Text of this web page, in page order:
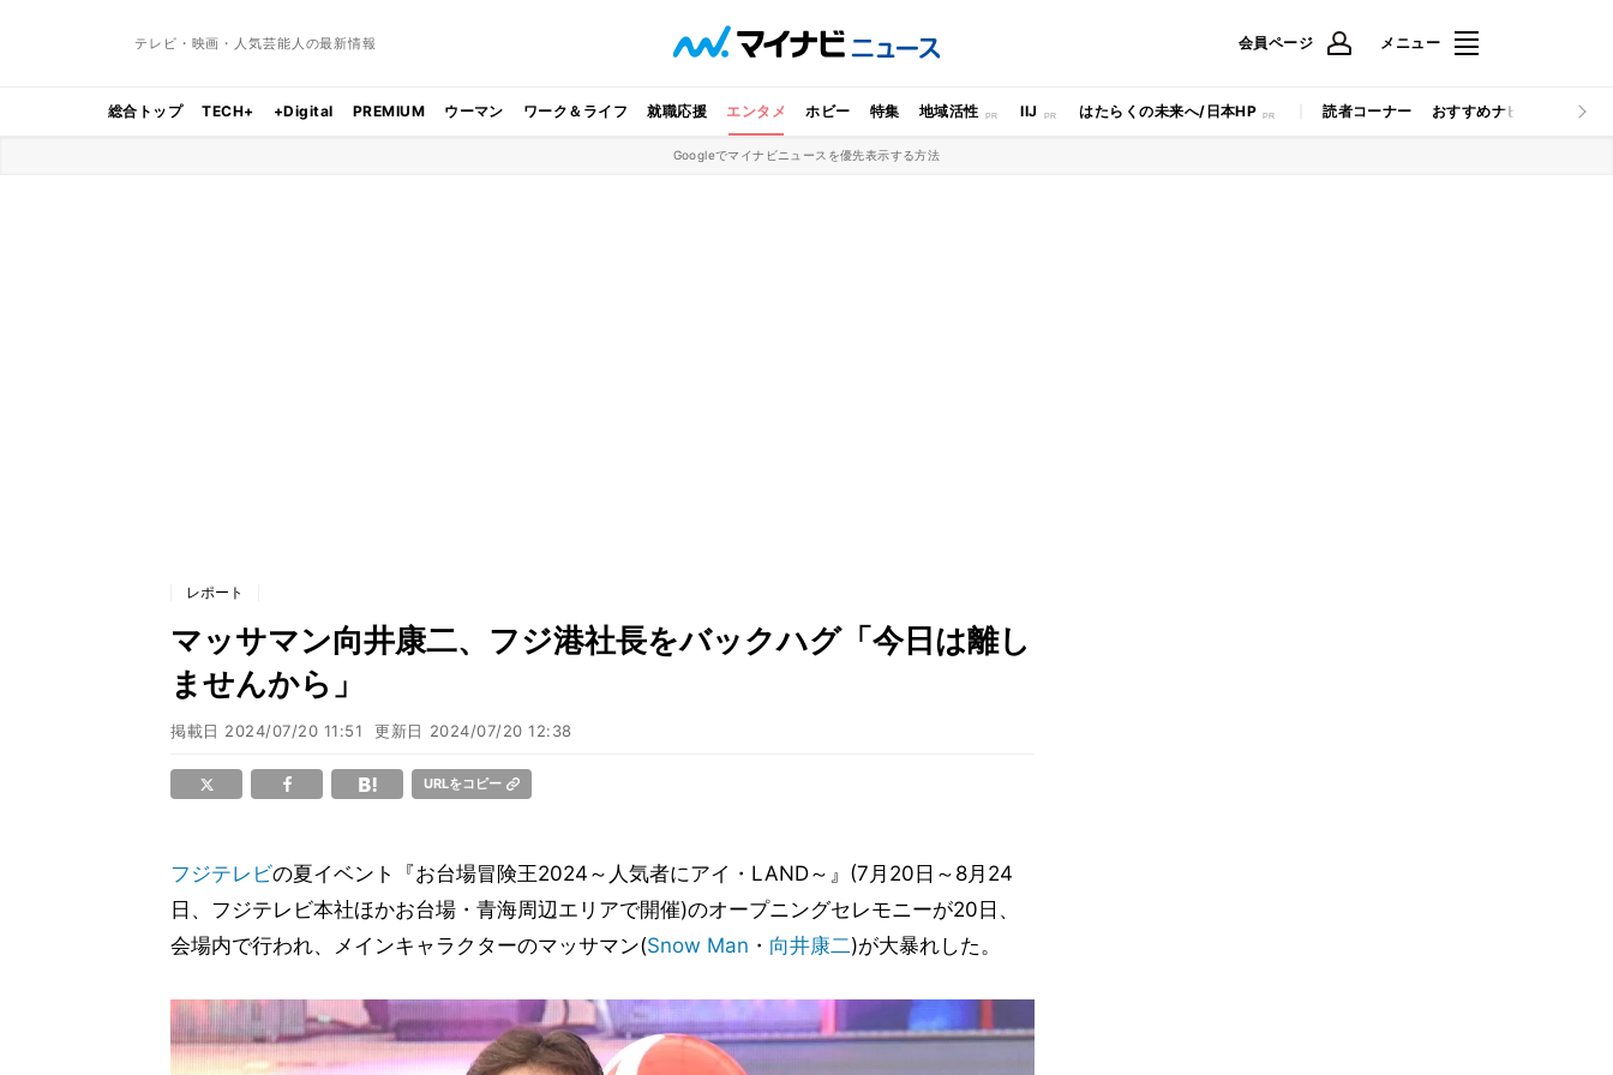
テレビ・映画・人気芸能人の最新情報 会員ページ メニュー
総合トップ TECH+ +Digital PREMIUM ウーマン ワーク＆ライフ 就職応援 エンタメ ホビー 特集 地域活性 IIJ はたらくの未来へ/日本HP 読者コーナー おすすめナビ マイナビ
Googleでマイナビニュースを優先表示する方法
レポート
マッサマン向井康二、フジ港社長をバックハグ「今日は離し
ませんから」
掲載日 2024/07/20 11:51 更新日 2024/07/20 12:38
URLをコピー
フジテレビの夏イベント『お台場冒険王2024～人気者にアイ・LAND～』(7月20日～8月24
日、フジテレビ本社ほかお台場・青海周辺エリアで開催)のオープニングセレモニーが20日、
会場内で行われ、メインキャラクターのマッサマン(Snow Man ・ 向井康二)が大暴れした。